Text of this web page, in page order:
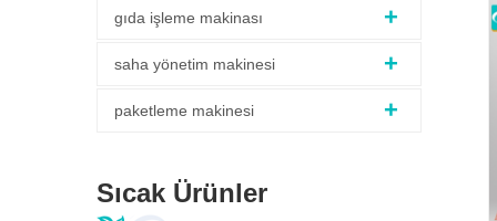
gıda işleme makinası
saha yönetim makinesi
paketleme makinesi
Sıcak Ürünler